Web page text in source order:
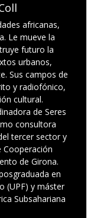
africanas,
Le mueve la
futuro la
urbanos,
Sus campos de
y radiofónico,
cultural.
de Seres
consultora
tercer sector y
Cooperación
de Girona.
en
(UPF) y máster
Subsahariana